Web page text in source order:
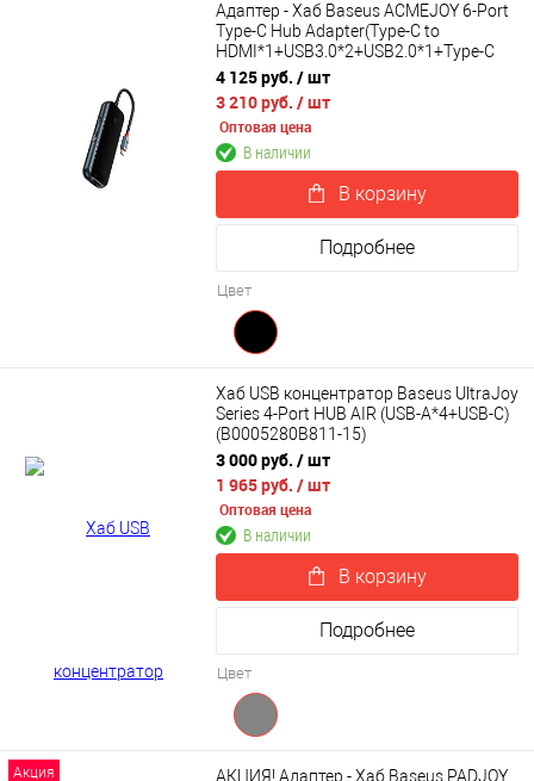
Адаптер - Хаб Baseus ACMEJOY 6-Port
Type-C Hub Adapter(Type-C to
HDMI*1+USB3.0*2+USB2.0*1+Type-C
PD&Data+RJ45*1) WKJZ010313
4 125 руб. / шт
3 210 руб. / шт
Оптовая цена
В наличии
В корзину
Подробнее
Цвет
Хаб USB концентратор Baseus UltraJoy
Series 4-Port HUB AIR (USB-A*4+USB-C)
(B0005280B811-15)
3 000 руб. / шт
1 965 руб. / шт
Оптовая цена
В наличии
В корзину
Подробнее
Цвет
Акция
АКЦИЯ! Адаптер - Хаб Baseus PADJOY